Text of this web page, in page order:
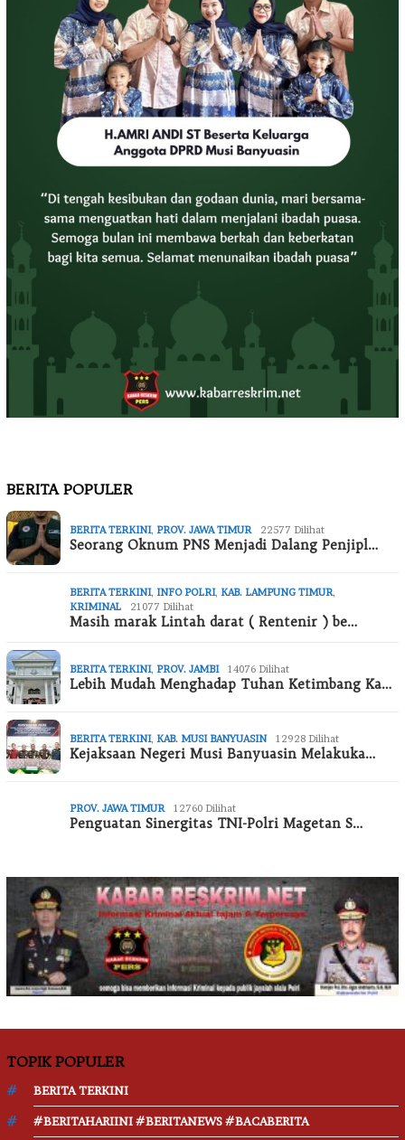
BERITA POPULER
BERITA TERKINI, PROV. JAWA TIMUR 22577 Dilihat
Seorang Oknum PNS Menjadi Dalang Penjipl…
BERITA TERKINI, INFO POLRI, KAB. LAMPUNG TIMUR,
KRIMINAL
21077 Dilihat
Masih marak Lintah darat ( Rentenir ) be…
BERITA TERKINI, PROV. JAMBI 14076 Dilihat
Lebih Mudah Menghadap Tuhan Ketimbang Ka…
BERITA TERKINI, KAB. MUSI BANYUASIN 12928 Dilihat
Kejaksaan Negeri Musi Banyuasin Melakuka…
PROV. JAWA TIMUR 12760 Dilihat
Penguatan Sinergitas TNI-Polri Magetan S…
TOPIK POPULER
BERITA TERKINI
#BERITAHARIINI #BERITANEWS #BACABERITA